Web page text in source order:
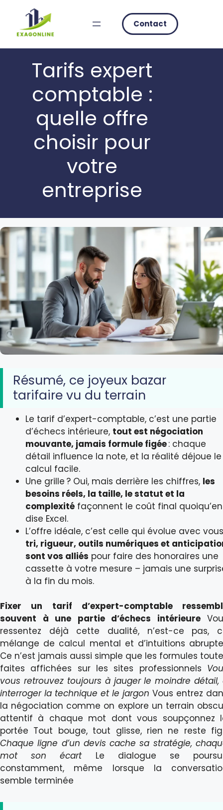
content
Contact
Tarifs expert
comptable :
quelle offre
choisir pour
votre
entreprise
Résumé, ce joyeux bazar
tarifaire vu du terrain
Le tarif d’expert-comptable, c’est une partie
d’échecs intérieure, tout est négociation
mouvante, jamais formule figée: chaque
détail influence la note, et la réalité déjoue le
calcul facile.
Une grille ? Oui, mais derrière les chiffres, les
besoins réels, la taille, le statut et la
complexité façonnent le coût final quoiqu’en
dise Excel.
L’offre idéale, c’est celle qui évolue avec
tri, rigueur, outils numériques et
sont vos alliés pour faire des honoraires une
cassette à votre mesure – jamais une
à la fin du mois.
Fixer un tarif d’expert-comptable
souvent à une partie d’échecs intérieure
ressentez déjà cette dualité, n’est-ce pas,
mélange de calcul mental et d’intuitions
Ce n’est jamais aussi simple que les formules
faites affichées sur les sites professionnels
vous retrouvez toujours à jauger le moindre détail,
interroger la technique et le jargon Vous entrez
la négociation comme on explore un terrain
attentif à chaque mot dont vous soupçonnez
portée Tout bouge, tout glisse, rien ne reste
Chaque ligne d’un devis cache sa stratégie,
mot son écartLe dialogue se
constamment, même lorsque la
semble terminée